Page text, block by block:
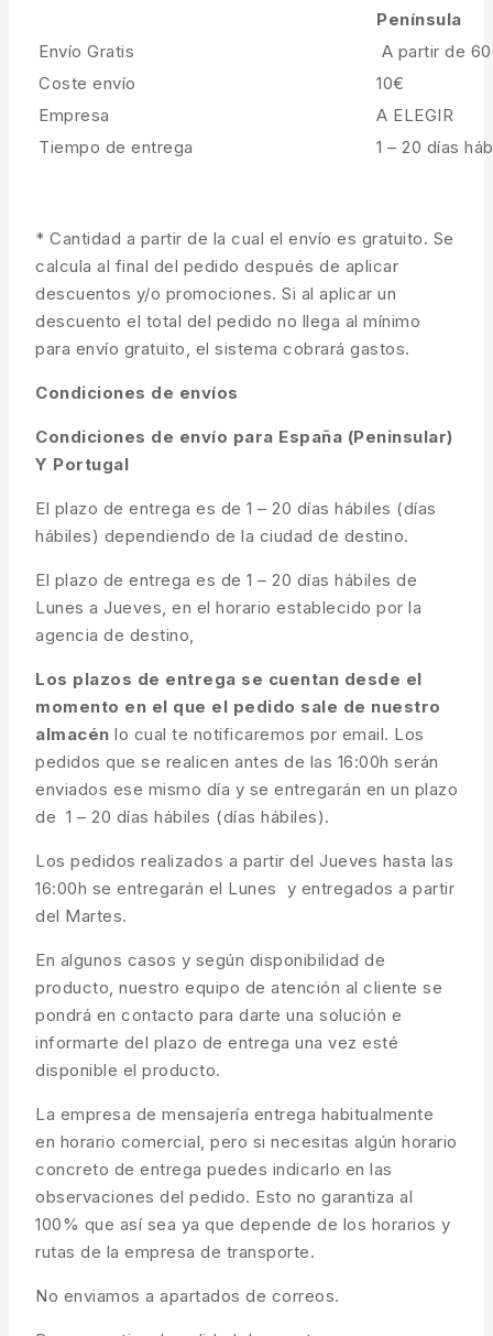
Península
Envío Gratis
A partir de
Coste envío
10€
Empresa
A ELEGIR
Tiempo de entrega
1 – 20 días
* Cantidad a partir de la cual el envío es gratuito. Se
calcula al final del pedido después de aplicar
descuentos y/o promociones. Si al aplicar un
descuento el total del pedido no llega al mínimo
para envío gratuito, el sistema cobrará gastos.
Condiciones de envíos
Condiciones de envío para España (Peninsular)
Y Portugal
El plazo de entrega es de 1 – 20 días hábiles (días
hábiles) dependiendo de la ciudad de destino.
El plazo de entrega es de 1 – 20 días hábiles de
Lunes a Jueves, en el horario establecido por la
agencia de destino,
Los plazos de entrega se cuentan desde el
momento en el que el pedido sale de nuestro
almacén lo cual te notificaremos por email. Los
pedidos que se realicen antes de las 16:00h serán
enviados ese mismo día y se entregarán en un plazo
de 1 – 20 días hábiles (días hábiles).
Los pedidos realizados a partir del Jueves hasta las
16:00h se entregarán el Lunes y entregados a partir
del Martes.
En algunos casos y según disponibilidad de
producto, nuestro equipo de atención al cliente se
pondrá en contacto para darte una solución e
informarte del plazo de entrega una vez esté
disponible el producto.
La empresa de mensajería entrega habitualmente
en horario comercial, pero si necesitas algún horario
concreto de entrega puedes indicarlo en las
observaciones del pedido. Esto no garantiza al
100% que así sea ya que depende de los horarios y
rutas de la empresa de transporte.
No enviamos a apartados de correos.